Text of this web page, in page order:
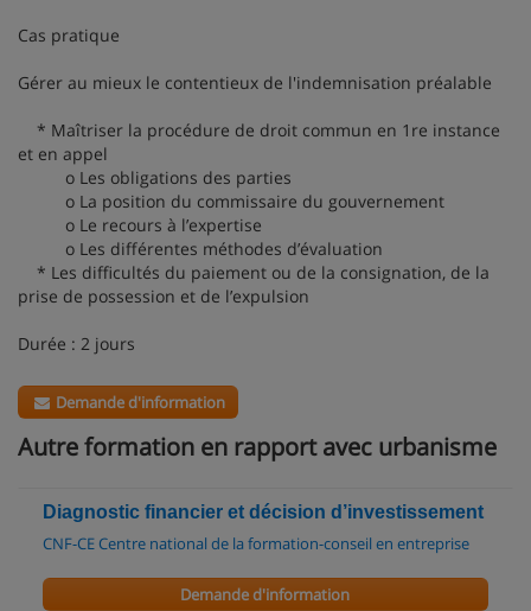
Cas pratique
Gérer au mieux le contentieux de l'indemnisation préalable
* Maîtriser la procédure de droit commun en 1re instance
et en appel
o Les obligations des parties
o La position du commissaire du gouvernement
o Le recours à l’expertise
o Les différentes méthodes d’évaluation
* Les difficultés du paiement ou de la consignation, de la
prise de possession et de l’expulsion
Durée : 2 jours
Demande d'information
Autre formation en rapport avec urbanisme
Diagnostic financier et décision d’investissement
CNF-CE Centre national de la formation-conseil en entreprise
Demande d'information